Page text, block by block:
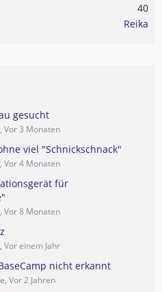
40
Reika
gesucht
Vor 3 Monaten
viel "Schnickschnack"
Vor 4 Monaten
für
Vor 8 Monaten
einem Jahr
nicht erkannt
Vor 2 Jahren